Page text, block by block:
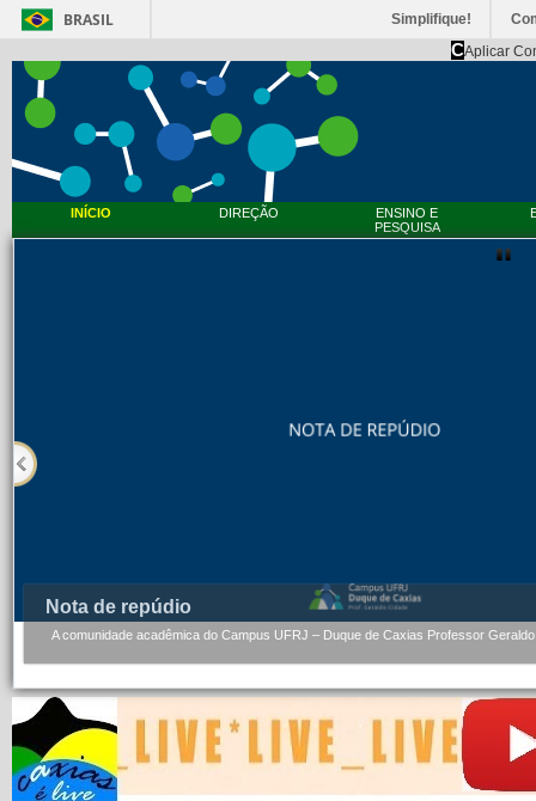
BRASIL Simplifique!
CAplicar
INÍCIO DIREÇÃO
ENSINO E
PESQUISA
Nota de repúdio
A comunidade acadêmica do Campus UFRJ – Duque de Caxias Professor